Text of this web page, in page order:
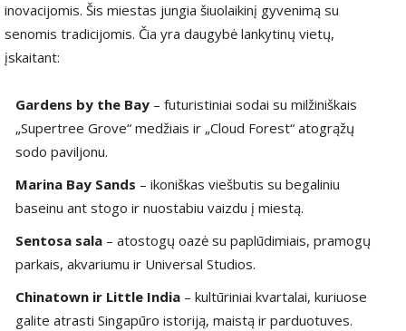
inovacijomis. Šis miestas jungia šiuolaikinį gyvenimą su
senomis tradicijomis. Čia yra daugybė lankytinų vietų,
įskaitant:
Gardens by the Bay – futuristiniai sodai su milžiniškais
„Supertree Grove“ medžiais ir „Cloud Forest“ atogrąžų
sodo paviljonu.
Marina Bay Sands – ikoniškas viešbutis su begaliniu
baseinu ant stogo ir nuostabiu vaizdu į miestą.
Sentosa sala – atostogų oazė su paplūdimiais, pramogų
parkais, akvariumu ir Universal Studios.
Chinatown ir Little India – kultūriniai kvartalai, kuriuose
galite atrasti Singapūro istoriją, maistą ir parduotuves.